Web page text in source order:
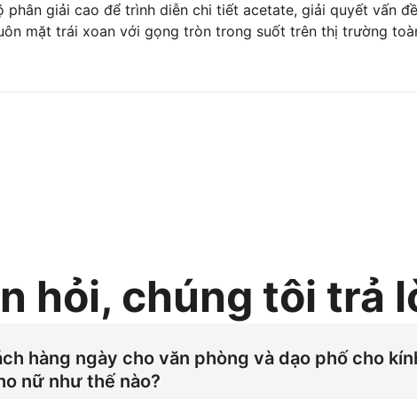
phân giải cao để trình diễn chi tiết acetate, giải quyết vấn đề
mặt trái xoan với gọng tròn trong suốt trên thị trường
hỏi, chúng tôi trả
hàng ngày cho văn phòng và dạo phố cho
nữ như thế nào?